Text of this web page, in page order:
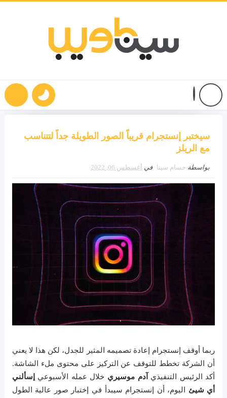
سيختبر إنستجرام قريباً الصور الطويلة جداً لتتناسب
مع الريلز
بواسطة حسام سينا في أغسطس 06, 2022
ربما أوقف إنستجرام إعادة تصميمه المثير للجدل، لكن هذا لا يعني
أن الشركة تخطط للتوقف عن التركيز على محتوى ملء الشاشة.
أكد الرئيس التنفيذي
آدم موسيري خلال عمله الأسبوعي
إسألني
أي شيئ اليوم، أن إنستجرام سيبدأ في إختبار صور عالية الطول